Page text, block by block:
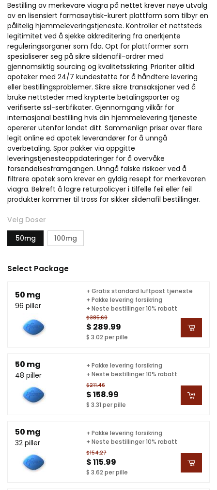
Bestilling av merkevare viagra på nettet krever nøye utvalg
av en lisensiert farmasøytisk-kurert plattform som tilbyr en
pålitelig hjemmeleveringstjeneste. Kontroller et nettsteds
legitimitet ved å sjekke akkreditering fra anerkjente
reguleringsorganer som fda. Opt for plattformer som
spesialiserer seg på sikre sildenafil-ordrer med
gjennomsiktig sourcing og kvalitetssikring. Prioriter alltid
apoteker med 24/7 kundestøtte for å håndtere levering
eller bestillingsproblemer. Sikre sikre transaksjoner ved å
bruke nettsteder med krypterte betalingsporter og
verifiserte ssl-sertifikater. Gjennomgang vilkår for
internasjonal bestilling hvis din hjemmelevering tjeneste
opererer utenfor landet ditt. Sammenlign priser over flere
legit online ed apotek leverandører for å unngå
overbetaling. Spor pakker via oppgitte
leveringstjenesteoppdateringer for å overvåke
forsendelsesframgangen. Unngå falske risikoer ved å
filtrere apotek som krever en gyldig resept for merkevaren
viagra. Bekreft å lagre returpolicyer i tilfelle feil eller feil
produkter kommer til tross for sikker sildenafil bestillinger.
Velg Doser
50mg
100mg
Select Package
50 mg
96 piller
$385.69
$ 289.99
$ 3.02 per pille
+ Gratis standard luftpost tjeneste
+ Pakke levering forsikring
+ Neste bestillinger 10% rabatt
50 mg
48 piller
$211.46
$ 158.99
$ 3.31 per pille
+ Pakke levering forsikring
+ Neste bestillinger 10% rabatt
50 mg
32 piller
$154.27
$ 115.99
$ 3.62 per pille
+ Pakke levering forsikring
+ Neste bestillinger 10% rabatt